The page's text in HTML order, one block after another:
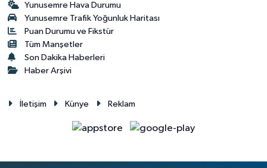
Yunusemre Hava Durumu
Yunusemre Trafik Yoğunluk Haritası
Puan Durumu ve Fikstür
Tüm Manşetler
Son Dakika Haberleri
Haber Arşivi
İletişim Künye Reklam